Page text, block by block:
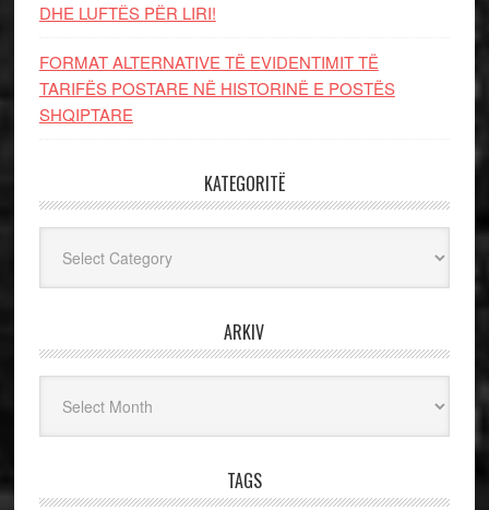
DHE LUFTЁS PЁR LIRI!
FORMAT ALTERNATIVE TË EVIDENTIMIT TË
TARIFËS POSTARE NË HISTORINË E POSTËS
SHQIPTARE
KATEGORITË
ARKIV
TAGS